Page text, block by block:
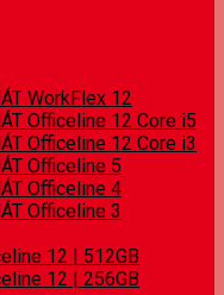
WorkFlex 12
Officeline 12 Core i5
Officeline 12 Core i3
Officeline 5
Officeline 4
Officeline 3
12 | 512GB
12 | 256GB